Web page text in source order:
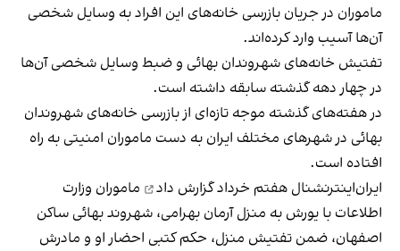
ماموران در جریان بازرسی خانه‌های این افراد به وسایل شخصی
آن‌ها آسیب وارد کرده‌اند.
تفتیش خانه‌های شهروندان بهائی و ضبط وسایل شخصی آن‌ها
در چهار دهه گذشته سابقه داشته است.
در هفته‌های گذشته موجه تازه‌ای از بازرسی خانه‌های شهروندان
بهائی در شهرهای مختلف ایران به دست ماموران امنیتی به راه
افتاده است.
ایران‌اینترنشنال هفتم خردادگزارش داد
ماموران وزارت
اطلاعات با یورش به منزل آرمان بهرامی، شهروند بهائی ساکن
اصفهان، ضمن تفتیش منزل، حکم کتبی احضار او و مادرش